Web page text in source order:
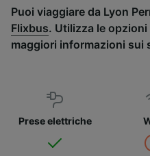
Puoi viaggiare da Lyon
Flixbus. Utilizza le
maggiori informazioni sui
Prese elettriche